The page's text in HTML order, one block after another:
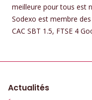
meilleure pour tous est
Sodexo est membre des
CAC SBT 1.5, FTSE 4
Actualités